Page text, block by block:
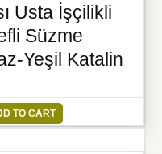
Usta İşçilikli
Süzme
Yeşil Katalin
TO CART